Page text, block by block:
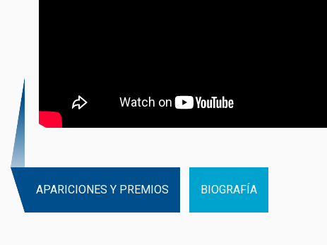
APARICIONES Y PREMIOS BIOGRAFÍA